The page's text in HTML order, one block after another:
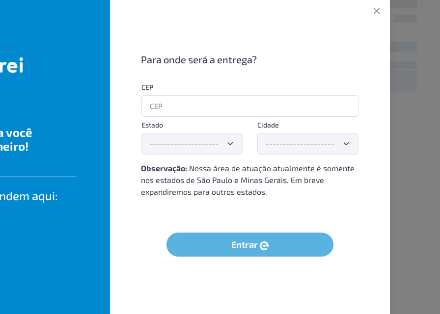
você
aqui:
Para onde será a entrega?
CEP
Estado Cidade
Observação: Nossa área de atuação atualmente é somente
nos estados de São Paulo e Minas Gerais. Em breve
expandiremos para outros estados.
Entrar